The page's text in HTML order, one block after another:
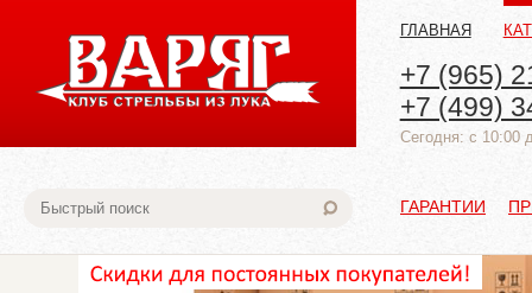
ГЛАВНАЯ
+7 (965)
+7 (499)
Cегодня: с 10:00
ГАРАНТИИ